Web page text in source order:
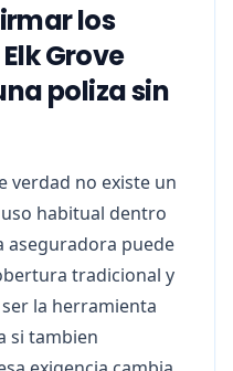
los
Grove
poliza sin
verdad no existe un
habitual dentro
aseguradora puede
tradicional y
la herramienta
si tambien